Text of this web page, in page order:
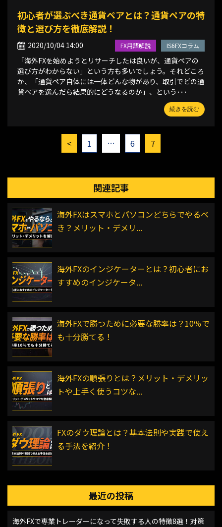
初心者が選ぶべき通貨ペアとは？通貨ペアの特
徴と選び方を徹底解説！
2020/10/04 14:00
「海外FXを始めようとリサーチしたは良いが、通貨ペアの
選び方がわからない」という方も多いでしょう。それどころ
か、「通貨ペア自体には一体どんな物があり、取引でどの通
貨ペアを選んだら結果的にどうなるのか」、という･･･
続きを読む
FX用語解説 IS6FXコラム
< 1 … 6 7
関連記事
海外FXはスマホとパソコンどちらでやるべ
き？メリット・デメリ...
海外FXのインジケーターとは？初心者にお
すすめのインジケータ...
海外FXで勝つために必要な勝率は？10％で
も十分勝てる！
海外FXの順張りとは？メリット・デメリッ
トや上手く使うコツな...
FXのダウ理論とは？基本法則や実践で使え
る手法を紹介！
最近の投稿
海外FXで専業トレーダーになって失敗する人の特徴8選！対策